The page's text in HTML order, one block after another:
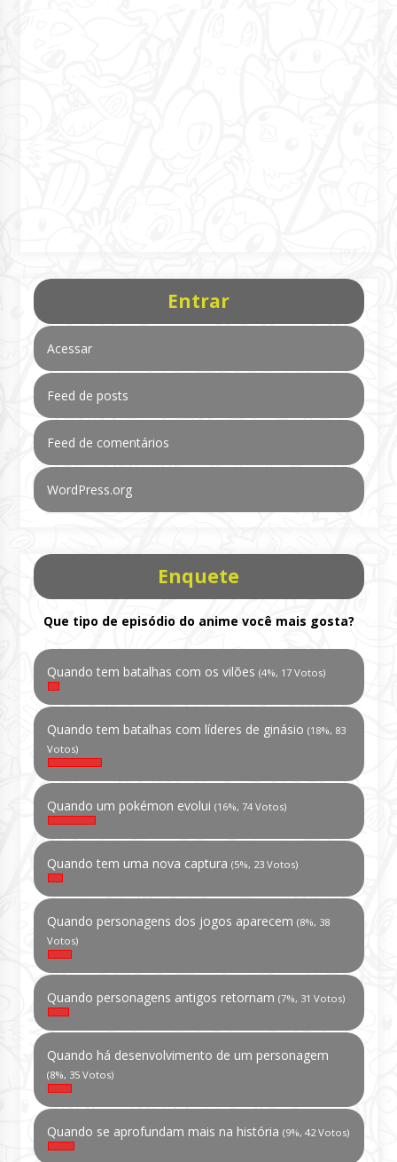
Entrar
Acessar
Feed de posts
Feed de comentários
WordPress.org
Enquete
Que tipo de episódio do anime você mais gosta?
Quando tem batalhas com os vilões (4%, 17 Votos)
Quando tem batalhas com líderes de ginásio (18%, 83
Votos)
Quando um pokémon evolui (16%, 74 Votos)
Quando tem uma nova captura (5%, 23 Votos)
Quando personagens dos jogos aparecem (8%, 38
Votos)
Quando personagens antigos retornam (7%, 31 Votos)
Quando há desenvolvimento de um personagem
(8%, 35 Votos)
Quando se aprofundam mais na história (9%, 42 Votos)